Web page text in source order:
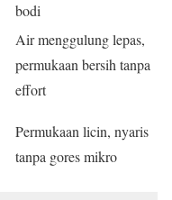
bodi
Air menggulung lepas,
permukaan bersih tanpa
effort
Permukaan licin, nyaris
tanpa gores mikro